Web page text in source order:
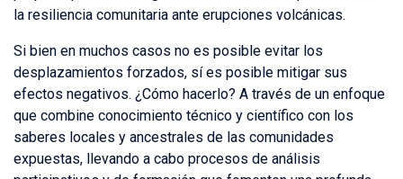
la resiliencia comunitaria ante erupciones volcánicas.
Si bien en muchos casos no es posible evitar los
desplazamientos forzados, sí es posible mitigar sus
efectos negativos. ¿Cómo hacerlo? A través de un enfoque
que combine conocimiento técnico y científico con los
saberes locales y ancestrales de las comunidades
expuestas, llevando a cabo procesos de análisis